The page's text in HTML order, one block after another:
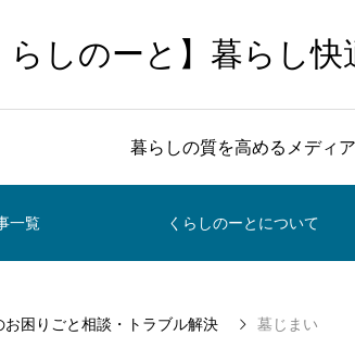
らしのーと】暮らし快
暮らしの質を高めるメディア
一覧 くらしのーとについて
お困りごと相談・トラブル解決 墓じまい